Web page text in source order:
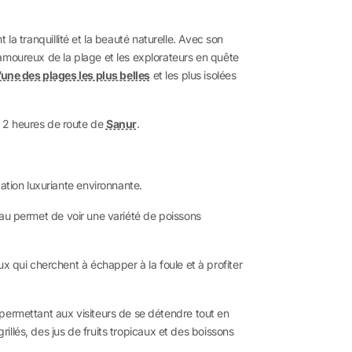
tranquillité et la beauté naturelle. Avec son
de la plage et les explorateurs en quête
des plages les plus belleset les plus isolées
heures de route deSanur.
luxuriante environnante.
permet de voir une variété de poissons
qui cherchent à échapper à la foule et à profiter
aux visiteurs de se détendre tout en
des jus de fruits tropicaux et des boissons